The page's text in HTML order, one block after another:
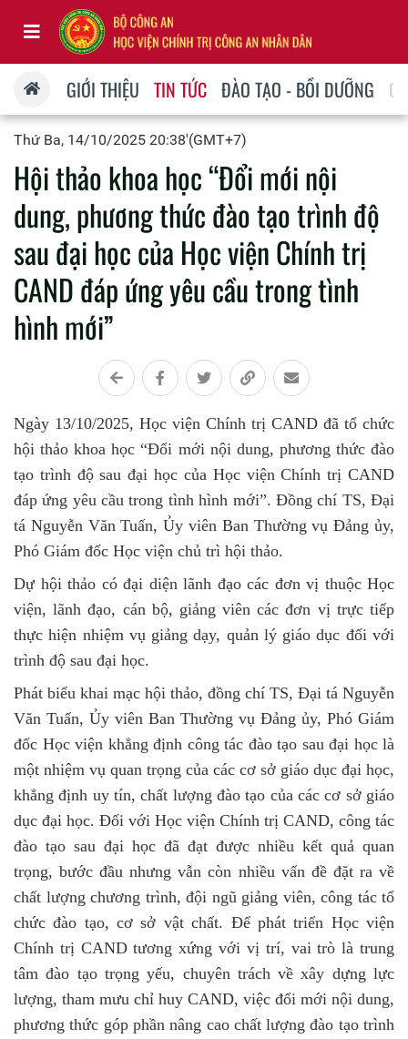
GIỚI THIỆU TIN TỨC ĐÀO TẠO - BỒI DƯỠNG
Thứ Ba, 14/10/2025 20:38'(GMT+7)
Hội thảo khoa học “Đổi mới nội
dung, phương thức đào tạo trình độ
sau đại học của Học viện Chính trị
CAND đáp ứng yêu cầu trong tình
hình mới”
Ngày 13/10/2025, Học viện Chính trị CAND đã tổ chức
hội thảo khoa học “Đổi mới nội dung, phương thức đào
tạo trình độ sau đại học của Học viện Chính trị CAND
đáp ứng yêu cầu trong tình hình mới”. Đồng chí TS, Đại
tá Nguyễn Văn Tuấn, Ủy viên Ban Thường vụ Đảng ủy,
Phó Giám đốc Học viện chủ trì hội thảo.
Dự hội thảo có đại diện lãnh đạo các đơn vị thuộc Học
viện, lãnh đạo, cán bộ, giảng viên các đơn vị trực tiếp
thực hiện nhiệm vụ giảng dạy, quản lý giáo dục đối với
trình độ sau đại học.
Phát biểu khai mạc hội thảo, đồng chí TS, Đại tá Nguyễn
Văn Tuấn, Ủy viên Ban Thường vụ Đảng ủy, Phó Giám
đốc Học viện khẳng định công tác đào tạo sau đại học là
một nhiệm vụ quan trọng của các cơ sở giáo dục đại học,
khẳng định uy tín, chất lượng đào tạo của các cơ sở giáo
dục đại học. Đối với Học viện Chính trị CAND, công tác
đào tạo sau đại học đã đạt được nhiều kết quả quan
trọng, bước đầu nhưng vẫn còn nhiều vấn đề đặt ra về
chất lượng chương trình, đội ngũ giảng viên, công tác tổ
chức đào tạo, cơ sở vật chất. Để phát triển Học viện
Chính trị CAND tương xứng với vị trí, vai trò là trung
tâm đào tạo trọng yếu, chuyên trách về xây dựng lực
lượng, tham mưu chỉ huy CAND, việc đổi mới nội dung,
phương thức góp phần nâng cao chất lượng đào tạo trình